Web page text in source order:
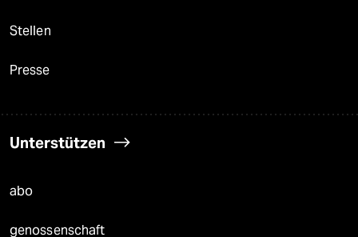
Stellen
Presse
Unterstützen
abo
genossenschaft